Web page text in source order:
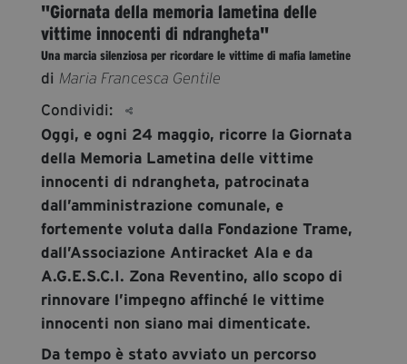
segreteria@tramefestival.it
info@tramefestival.it
+39 346 954 4078
"Giornata della memoria lametina delle
vittime innocenti di ndrangheta"
Una marcia silenziosa per ricordare le vittime di mafia lametine
di Maria Francesca Gentile
Condividi:
Oggi, e ogni 24 maggio, ricorre la Giornata
della Memoria Lametina delle vittime
innocenti di ndrangheta, patrocinata
dall’amministrazione comunale, e
fortemente voluta dalla Fondazione Trame,
dall’Associazione Antiracket Ala e da
A.G.E.S.C.I. Zona Reventino, allo scopo di
rinnovare l’impegno affinché le vittime
innocenti non siano mai dimenticate.
Da tempo è stato avviato un percorso